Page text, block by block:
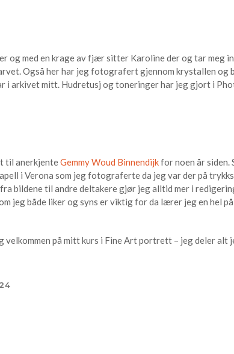
og med en krage av fjær sitter Karoline der og tar meg
Også her har jeg fotografert gjennom krystallen og
arkivet mitt. Hudretusj og toneringer har jeg gjort i
til anerkjenteGemmy Woud Binnendijkfor noen år siden.
i Verona som jeg fotograferte da jeg var der på
bildene til andre deltakere gjør jeg alltid mer i
jeg både liker og syns er viktig for da lærer jeg en hel
velkommen på mitt kurs i Fine Art portrett – jeg deler alt